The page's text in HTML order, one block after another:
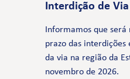
Interdição de
Informamos que
prazo das
da via na região da
novembro de 2026.